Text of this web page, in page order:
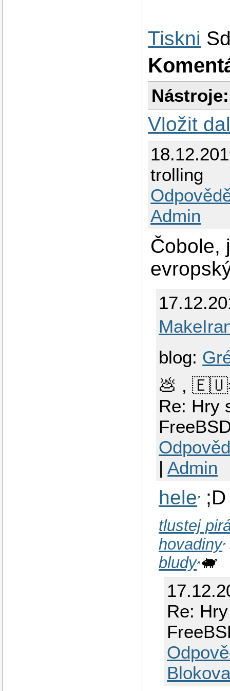
Tiskni
Nástroje:
Vložit
trolling
Admin
Čobole,
blog:
💩 ,
Re: Hry
|Admin
hele ;D
tlustej
hovadiny
bludy 🐖
Re: